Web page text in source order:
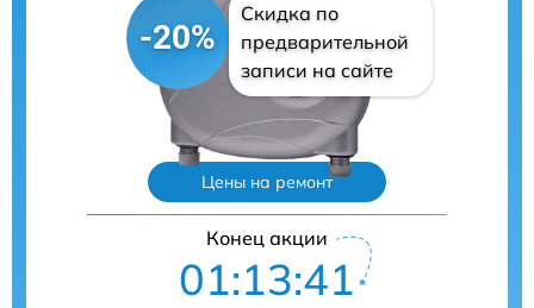
-20%
Скидка по
предварительной
записи на сайте
Цены на ремонт
Конец акции
01:13:40